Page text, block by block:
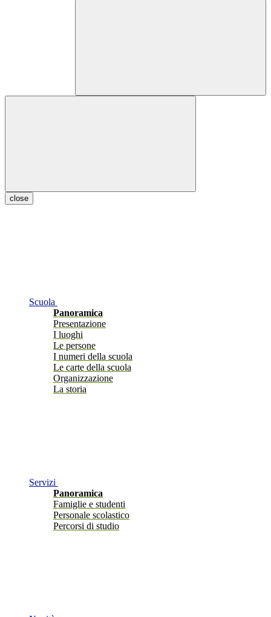
close
Scuola
Panoramica
Presentazione
I luoghi
Le persone
I numeri della scuola
Le carte della scuola
Organizzazione
La storia
Servizi
Panoramica
Famiglie e studenti
Personale scolastico
Percorsi di studio